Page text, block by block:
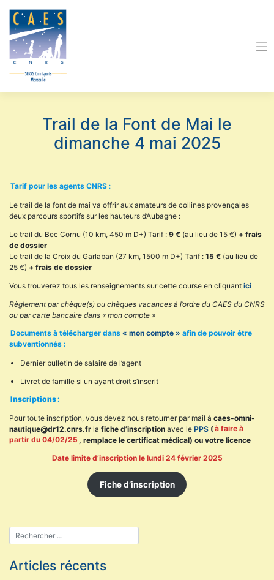
content
Trail de la Font de Mai le
dimanche 4 mai 2025
Tarif pour les agents CNRS :
Le trail de la font de mai va offrir aux amateurs de collines provençales
deux parcours sportifs sur les hauteurs d’Aubagne :
Le trail du Bec Cornu (10 km, 450 m D+) Tarif : 9 € (au lieu de 15 €) + frais
de dossier
Le trail de la Croix du Garlaban (27 km, 1500 m D+) Tarif : 15 € (au lieu de
25 €) + frais de dossier
Vous trouverez tous les renseignements sur cette course en cliquant ici
Règlement par chèque(s) ou chèques vacances à l’ordre du CAES du CNRS
ou par carte bancaire dans « mon compte »
Documents à télécharger dans« mon compte » afin de pouvoir être
subventionnés :
Dernier bulletin de salaire de l’agent
Livret de famille si un ayant droit s’inscrit
Inscriptions :
Pour toute inscription, vous devez nous retourner par mail à caes-omni-
nautique@dr12.cnrs.fr la fiche d’inscription avec le PPS (à faire à
partir du 04/02/25 , remplace le certificat médical) ou votre licence
Date limite d’inscription le lundi 24 février 2025
Fiche d’inscription
Articles récents